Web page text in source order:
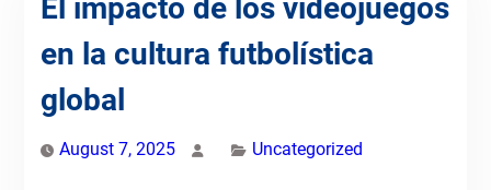
El impacto de los videojuegos
en la cultura futbolística
global
August 7, 2025 Uncategorized